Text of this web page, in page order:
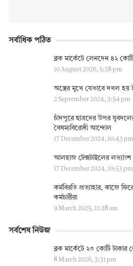
সর্বাধিক পঠিত
ব্লক মার্কেটে লেনদেন ৪২
10 August 2026, 5:58 pm
অস্ত্রের মুখে যেভাবে দখল হয়
2 September 2024, 3:54 pm
চাঁদপুরে ছাত্রদের উপর
বৈষম্যবিরোধী আন্দোল
17 December 2024, 10:43 pm
আলহাজ টেক্সটাইলের লভ্যাংশ
17 December 2024, 10:53 pm
কর্মবিরতি প্রত্যাহার, কাজে
কর্মচারীরা
9 March 2025, 11:28 am
সর্বশেষ নিউজ
ব্লক মার্কেটে ২৩ কোটি টাকার
8 March 2026, 3:31 pm